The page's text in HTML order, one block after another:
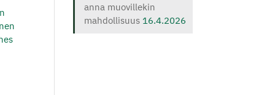
anna muovillekin
mahdollisuus 16.4.2026